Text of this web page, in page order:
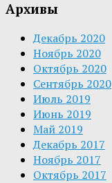
Архивы
Декабрь 2020
Ноябрь 2020
Октябрь 2020
Сентябрь 2020
Июль 2019
Июнь 2019
Май 2019
Декабрь 2017
Ноябрь 2017
Октябрь 2017